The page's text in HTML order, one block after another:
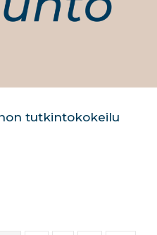
tutkintokokeilu​